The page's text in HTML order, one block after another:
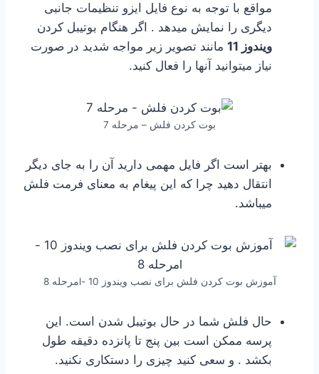
مواقع با توجه به نوع فایل ایزو تنظیمات جانبی
دیگری را نمایش میدهد . اگر هنگام بوتیبل کردن
ویندوز 11
مانند تصویر زیر مواجه شدید در صورت
نیاز میتوانید آنها را فعال کنید.
بوت کردن فلش – مرحله 7
بهتر است اگر فایل مهمی دارید آن را به جای دیگر
انتقال دهید چرا که این پیغام به معنای فرمت فلش
میباشد.
آموزش بوت كردن فلش برای نصب ویندوز 10 -lمرحله 8
حال فلش شما در حال بوتیبل شدن است. این
پرسه ممکن است بین پنج تا پانزده دقیقه طول
بکشد . و سعی کنید چیزی را دستکاری نکنید.